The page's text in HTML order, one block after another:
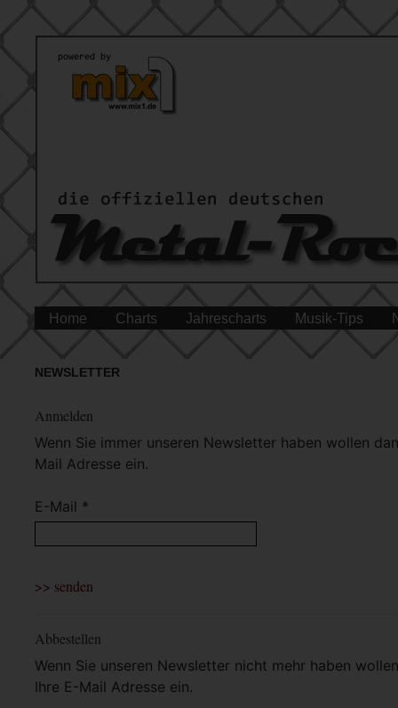
Home Charts Jahrescharts Musik-Tips
NEWSLETTER
Anmelden
Wenn Sie immer unseren Newsletter haben wollen
Mail Adresse ein.
E-Mail *
Abbestellen
Wenn Sie unseren Newsletter nicht mehr haben
Ihre E-Mail Adresse ein.